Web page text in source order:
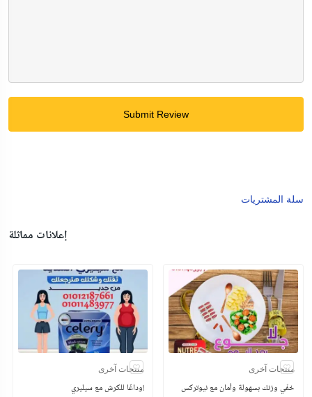
Submit Review
سلة المشتريات
إعلانات مماثلة
منتجات آخرى
وداعًا للكرش مع سيليري!
منتجات آخرى
خفّي وزنك بسهولة وأمان مع نيوتركس